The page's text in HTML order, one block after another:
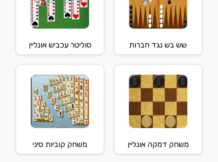
שש בש נגד חברות סוליטר עכביש אונליין
משחק דמקה אונליין משחק קוביות סיני